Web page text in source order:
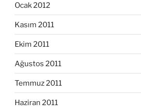
Ocak 2012
Kasım 2011
Ekim 2011
Ağustos 2011
Temmuz 2011
Haziran 2011